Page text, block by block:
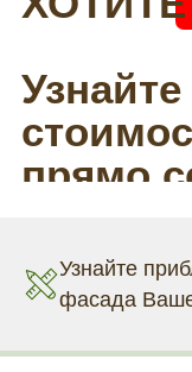
Узнайте
фасада